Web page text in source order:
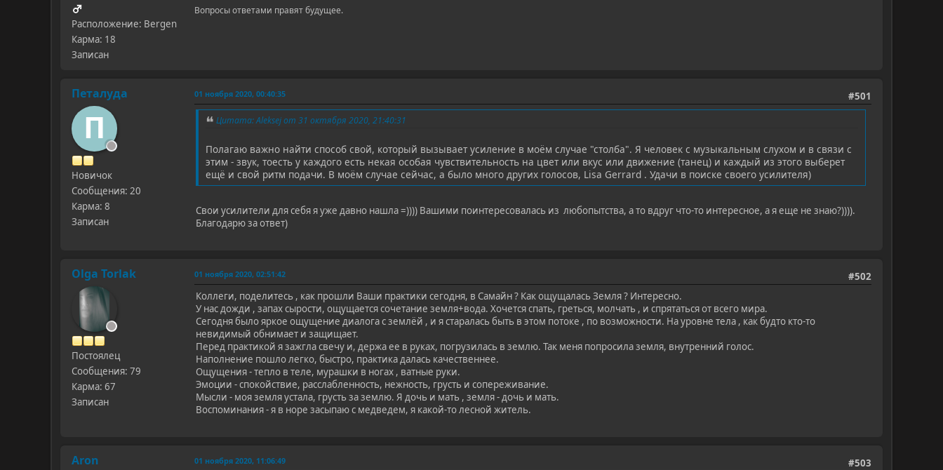
Расположение: Bergen
Карма: 18
Записан
Вопросы ответами правят будущее.
Петалуда
П
Новичок
Сообщения: 20
Карма: 8
Записан
#501
01 ноября 2020, 00:40:35
Цитата: Aleksej от 31 октября 2020, 21:40:31
Полагаю важно найти способ свой, который вызывает усиление в моём случае "столба". Я человек с музыкальным слухом и в связи с
этим - звук, тоесть у каждого есть некая особая чувствительность на цвет или вкус или движение (танец) и каждый из этого выберет
ещё и свой ритм подачи. В моём случае сейчас, а было много других голосов, Lisa Gerrard . Удачи в поиске своего усилителя)
Свои усилители для себя я уже давно нашла =)))) Вашими поинтересовалась из любопытства, а то вдруг что-то интересное, а я еще не знаю?)))).
Благодарю за ответ)
Olga Torlak
Постоялец
Сообщения: 79
Карма: 67
Записан
#502
01 ноября 2020, 02:51:42
Коллеги, поделитесь , как прошли Ваши практики сегодня, в Самайн ? Как ощущалась Земля ? Интересно.
У нас дожди , запах сырости, ощущается сочетание земля+вода. Хочется спать, греться, молчать , и спрятаться от всего мира.
Сегодня было яркое ощущение диалога с землёй , и я старалась быть в этом потоке , по возможности. На уровне тела , как будто кто-то
невидимый обнимает и защищает.
Перед практикой я зажгла свечу и, держа ее в руках, погрузилась в землю. Так меня попросила земля, внутренний голос.
Наполнение пошло легко, быстро, практика далась качественнее.
Ощущения - тепло в теле, мурашки в ногах , ватные руки.
Эмоции - спокойствие, расслабленность, нежность, грусть и сопереживание.
Мысли - моя земля устала, грусть за землю. Я дочь и мать , земля - дочь и мать.
Воспоминания - я в норе засыпаю с медведем, я какой-то лесной житель.
Aron #503
01 ноября 2020, 11:06:49